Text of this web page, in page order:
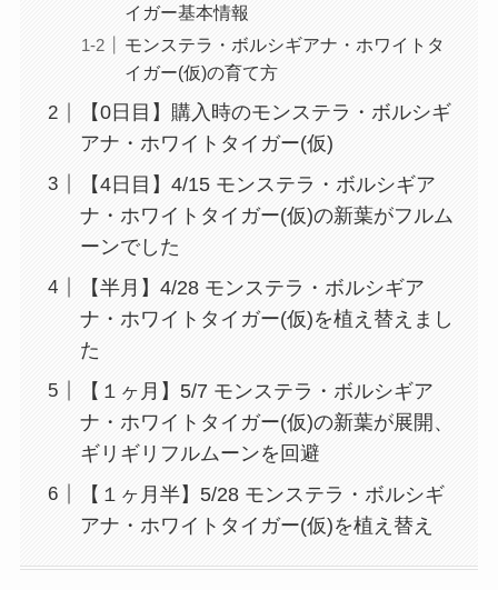
イガー基本情報
モンステラ・ボルシギアナ・ホワイトタ
イガー(仮)の育て方
【0日目】購入時のモンステラ・ボルシギ
アナ・ホワイトタイガー(仮)
【4日目】4/15 モンステラ・ボルシギア
ナ・ホワイトタイガー(仮)の新葉がフルム
ーンでした
【半月】4/28 モンステラ・ボルシギア
ナ・ホワイトタイガー(仮)を植え替えまし
た
【１ヶ月】5/7 モンステラ・ボルシギア
ナ・ホワイトタイガー(仮)の新葉が展開、
ギリギリフルムーンを回避
【１ヶ月半】5/28 モンステラ・ボルシギ
アナ・ホワイトタイガー(仮)を植え替え